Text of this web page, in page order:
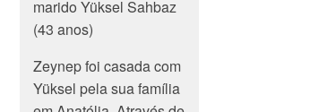
marido Yüksel Sahbaz
(43 anos)
Zeynep foi casada com
Yüksel pela sua família